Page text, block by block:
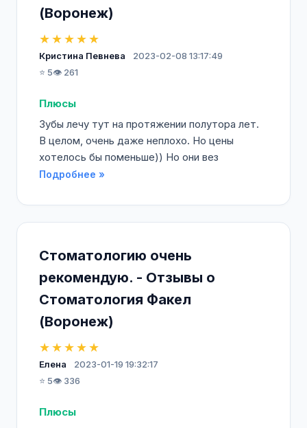
(Воронеж)
★★★★★
Кристина Певнева
2023-02-08 13:17:49
⭐ 5👁️ 261
Плюсы
Зубы лечу тут на протяжении полутора лет.
В целом, очень даже неплохо. Но цены
хотелось бы поменьше)) Но они вез
Подробнее »
Стоматологию очень
рекомендую. - Отзывы о
Стоматология Факел
(Воронеж)
★★★★★
Елена
2023-01-19 19:32:17
⭐ 5👁️ 336
Плюсы